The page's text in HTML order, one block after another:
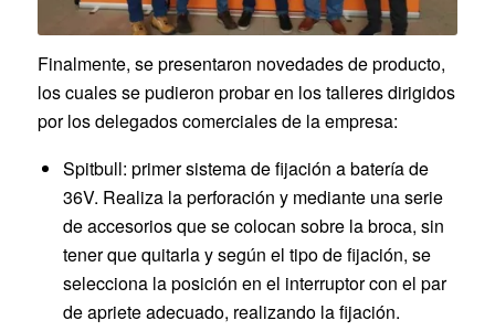
Finalmente, se presentaron novedades de producto,
los cuales se pudieron probar en los talleres dirigidos
por los delegados comerciales de la empresa:
Spitbull: primer sistema de fijación a batería de
36V. Realiza la perforación y mediante una serie
de accesorios que se colocan sobre la broca, sin
tener que quitarla y según el tipo de fijación, se
selecciona la posición en el interruptor con el par
de apriete adecuado, realizando la fijación.